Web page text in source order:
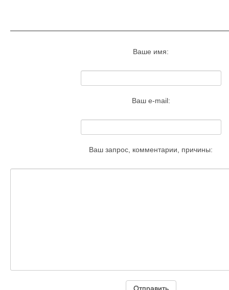
Ваше имя:
Ваш e-mail:
Ваш запрос, комментарии, причины: